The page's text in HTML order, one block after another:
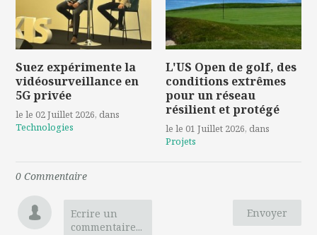
Suez expérimente la
vidéosurveillance en
5G privée
le le 02 Juillet 2026, dans
Technologies
L'US Open de golf, des
conditions extrêmes
pour un réseau
résilient et protégé
le le 01 Juillet 2026, dans
Projets
0 Commentaire
Envoyer
Ecrire un
commentaire...